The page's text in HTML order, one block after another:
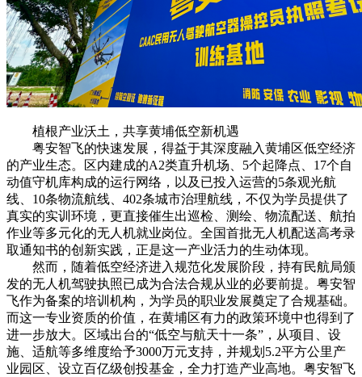
植根产业沃土，共享黄埔低空新机遇
粤安智飞的快速发展，得益于其深度融入黄埔区低空经济
的产业生态。区内建成的A2类直升机场、5个起降点、17个自
动值守机库构成的运行网络，以及已投入运营的5条观光航
线、10条物流航线、402条城市治理航线，不仅为学员提供了
真实的实训环境，更直接催生出巡检、测绘、物流配送、航拍
作业等多元化的无人机就业岗位。全国首批无人机配送高考录
取通知书的创新实践，正是这一产业活力的生动体现。
然而，随着低空经济进入规范化发展阶段，持有民航局颁
发的无人机驾驶执照已成为合法合规从业的必要前提。粤安智
飞作为备案的培训机构，为学员的职业发展奠定了合规基础。
而这一专业资质的价值，在黄埔区有力的政策环境中也得到了
进一步放大。区域出台的“低空与航天十一条”，从项目、设
施、适航等多维度给予3000万元支持，并规划5.2平方公里产
业园区、设立百亿级创投基金，全力打造产业高地。粤安智飞